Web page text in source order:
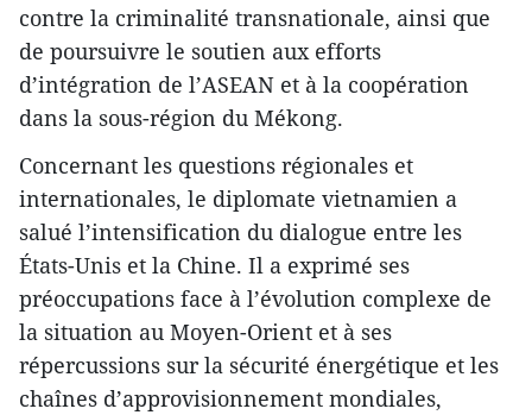
contre la criminalité transnationale, ainsi que
de poursuivre le soutien aux efforts
d’intégration de l’ASEAN et à la coopération
dans la sous-région du Mékong.
Concernant les questions régionales et
internationales, le diplomate vietnamien a
salué l’intensification du dialogue entre les
États-Unis et la Chine. Il a exprimé ses
préoccupations face à l’évolution complexe de
la situation au Moyen-Orient et à ses
répercussions sur la sécurité énergétique et les
chaînes d’approvisionnement mondiales,